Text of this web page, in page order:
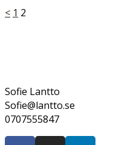
Sidnumrering
< 1 2
Sofie Lantto
Sofie@lantto.se
0707555847